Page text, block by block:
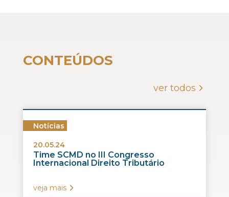
CONTEÚDOS
ver todos
Notícias
20.05.24
Time SCMD no III Congresso
Internacional Direito Tributário
veja mais